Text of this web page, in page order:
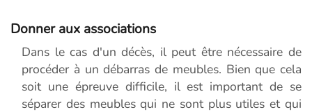
Donner aux associations
Dans le cas d'un décès, il peut être nécessaire de
procéder à un débarras de meubles. Bien que cela
soit une épreuve difficile, il est important de se
séparer des meubles qui ne sont plus utiles et qui